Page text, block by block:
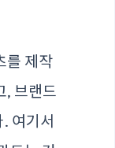
를 제작
, 브랜드
여기서